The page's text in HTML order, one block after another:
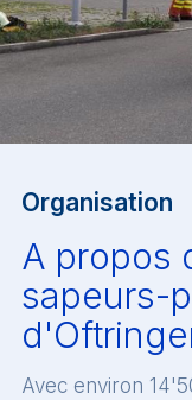
Organisation
A propos
sapeurs-
Avec environ